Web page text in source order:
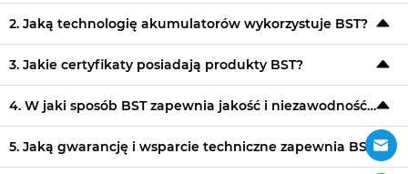
2. Jaką technologię akumulatorów wykorzystuje BST?
3. Jakie certyfikaty posiadają produkty BST?
4. W jaki sposób BST zapewnia jakość i niezawodność produktu?
5. Jaką gwarancję i wsparcie techniczne zapewnia BST?